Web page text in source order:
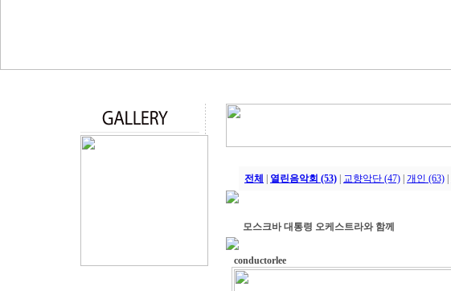
전체 열린음악회 (53) 교향악단 (47) 개인 (63)
모스크바 대통령 오케스트라와 함께
conductorlee